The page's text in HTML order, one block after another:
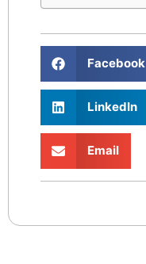
Facebook
LinkedIn
Email